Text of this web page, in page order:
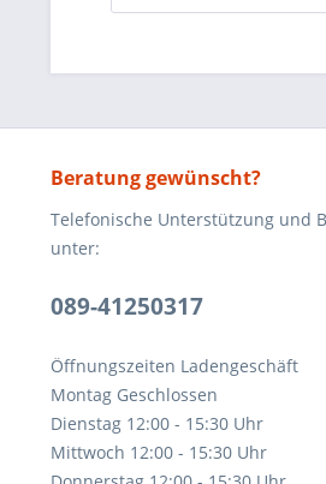
Beratung gewünscht?
Telefonische Unterstützung und
unter:
089-41250317
Öffnungszeiten Ladengeschäft
Montag Geschlossen
Dienstag 12:00 - 15:30 Uhr
Mittwoch 12:00 - 15:30 Uhr